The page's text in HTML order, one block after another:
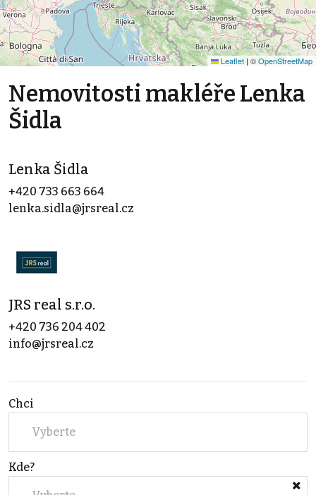
Leaflet | ©OpenStreetMap
Nemovitosti makléře Lenka
Šidla
Lenka Šidla
+420 733 663 664
lenka.sidla@jrsreal.cz
JRS real s.r.o.
+420 736 204 402
info@jrsreal.cz
Chci
Vyberte
Kde?